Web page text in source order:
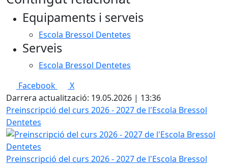
Equipaments i serveis
Escola Bressol Dentetes
Serveis
Escola Bressol Dentetes
Facebook
X
Darrera actualització: 19.05.2026 | 13:36
Preinscripció del curs 2026 - 2027 de l'Escola Bressol
Dentetes
Preinscripció del curs 2026 - 2027 de l'Escola Bressol